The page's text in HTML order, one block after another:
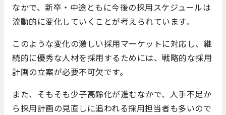
なかで、新卒・中途ともに今後の採用スケジュールは
流動的に変化していくことが考えられています。
このような変化の激しい採用マーケットに対応し、継
続的に優秀な人材を採用するためには、戦略的な採用
計画の立案が必要不可欠です。
また、そもそも少子高齢化が進むなかで、人手不足か
ら採用計画の見直しに追われる採用担当者も多いので